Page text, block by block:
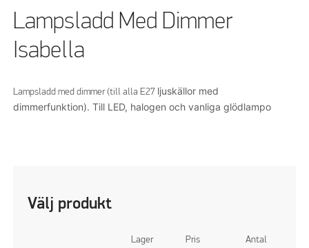
Lampsladd Med Dimmer
Isabella
Lampsladd med dimmer (till alla E27 ljuskällor med
dimmerfunktion).Till LED, halogen och vanliga glödlampo
Välj produkt
Lager Pris Antal